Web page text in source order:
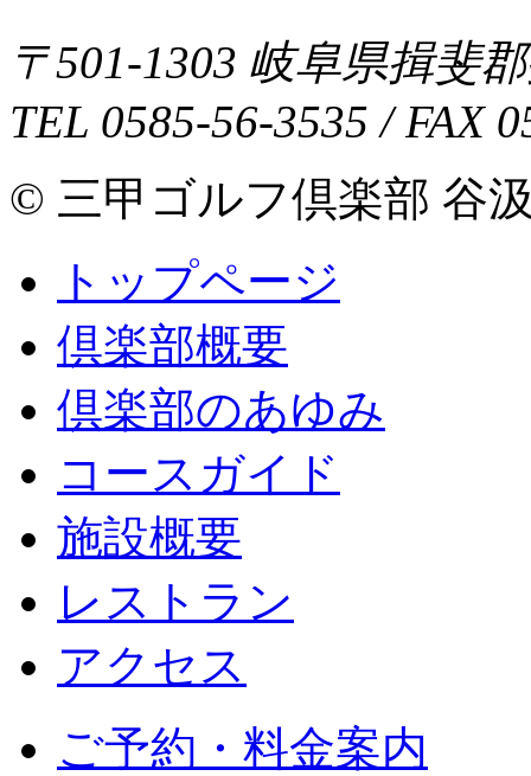
〒501-1303 岐阜県揖斐
TEL 0585-56-3535 / FAX
© 三甲ゴルフ倶楽部 谷
トップページ
倶楽部概要
倶楽部のあゆみ
コースガイド
施設概要
レストラン
アクセス
ご予約・料金案内